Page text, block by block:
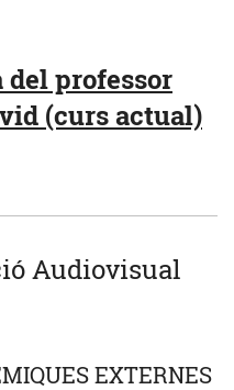
professor
(curs actual)
Audiovisual
EXTERNES